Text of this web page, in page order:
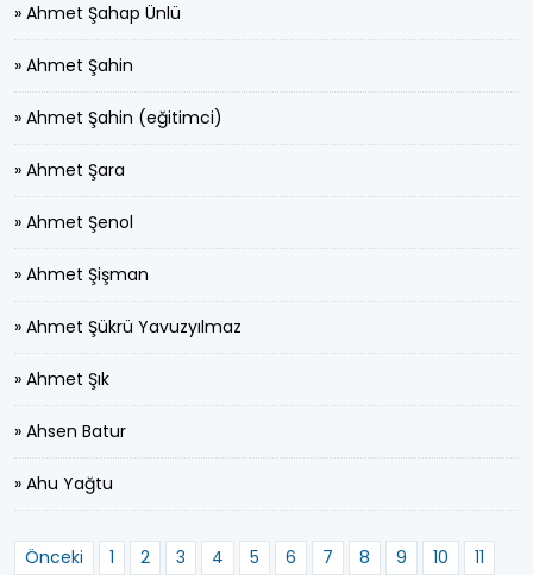
» Ahmet Şahap Ünlü
» Ahmet Şahin
» Ahmet Şahin (eğitimci)
» Ahmet Şara
» Ahmet Şenol
» Ahmet Şişman
» Ahmet Şükrü Yavuzyılmaz
» Ahmet Şık
» Ahsen Batur
» Ahu Yağtu
Önceki 1 2 3 4 5 6 7 8 9 10
11